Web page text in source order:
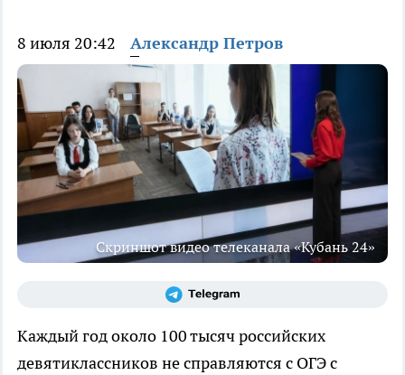
8 июля 20:42 Александр Петров
Скриншот видео телеканала «Кубань 24»
Каждый год около 100 тысяч российских
девятиклассников не справляются с ОГЭ с